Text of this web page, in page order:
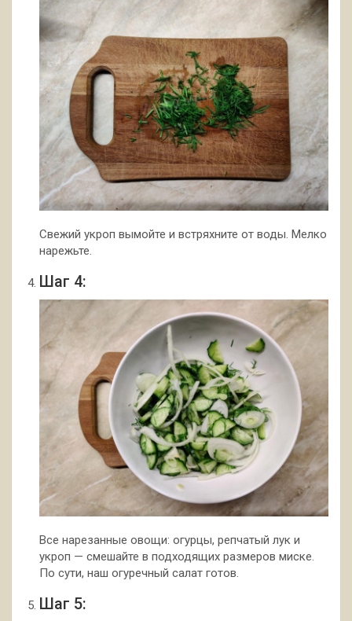
Свежий укроп вымойте и встряхните от воды. Мелко
нарежьте.
Шаг 4:
Все нарезанные овощи: огурцы, репчатый лук и
укроп — смешайте в подходящих размеров миске.
По сути, наш огуречный салат готов.
Шаг 5: